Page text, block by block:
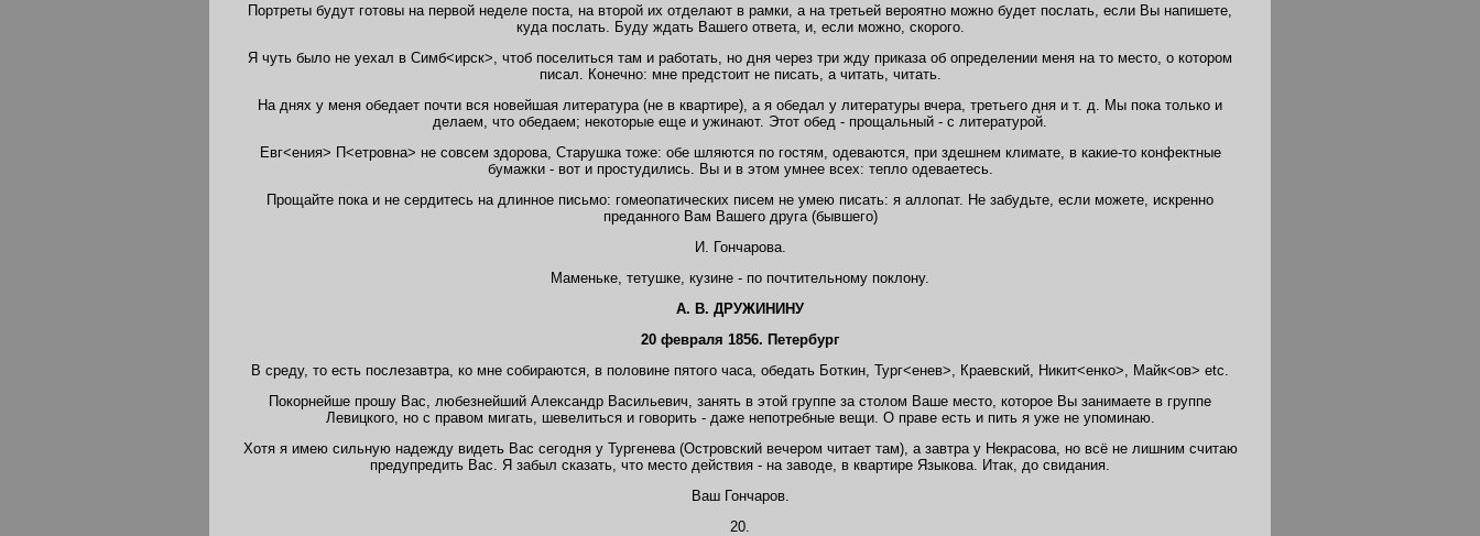
Портреты будут готовы на первой неделе поста, на второй их отделают в рамки, а на третьей вероятно можно будет послать, если Вы напишете,
куда послать. Буду ждать Вашего ответа, и, если можно, скорого.
Я чуть было не уехал в Симб<ирск>, чтоб поселиться там и работать, но дня через три жду приказа об определении меня на то место, о котором
писал. Конечно: мне предстоит не писать, а читать, читать.
На днях у меня обедает почти вся новейшая литература (не в квартире), а я обедал у литературы вчера, третьего дня и т. д. Мы пока только и
делаем, что обедаем; некоторые еще и ужинают. Этот обед - прощальный - с литературой.
Евг<ения> П<етровна> не совсем здорова, Старушка тоже: обе шляются по гостям, одеваются, при здешнем климате, в какие-то конфектные
бумажки - вот и простудились. Вы и в этом умнее всех: тепло одеваетесь.
Прощайте пока и не сердитесь на длинное письмо: гомеопатических писем не умею писать: я аллопат. Не забудьте, если можете, искренно
преданного Вам Вашего друга (бывшего)
И. Гончарова.
Маменьке, тетушке, кузине - по почтительному поклону.
А. В. ДРУЖИНИНУ
20 февраля 1856. Петербург
В среду, то есть послезавтра, ко мне собираются, в половине пятого часа, обедать Боткин, Тург<енев>, Краевский, Никит<енко>, Майк<ов> etc.
Покорнейше прошу Вас, любезнейший Александр Васильевич, занять в этой группе за столом Ваше место, которое Вы занимаете в группе
Левицкого, но с правом мигать, шевелиться и говорить - даже непотребные вещи. О праве есть и пить я уже не упоминаю.
Хотя я имею сильную надежду видеть Вас сегодня у Тургенева (Островский вечером читает там), а завтра у Некрасова, но всё не лишним считаю
предупредить Вас. Я забыл сказать, что место действия - на заводе, в квартире Языкова. Итак, до свидания.
Ваш Гончаров.
20.